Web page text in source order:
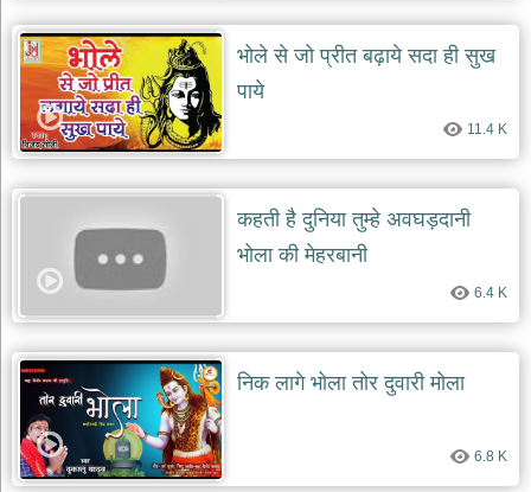
भजन
bhajan
of
the
day
भजन
जोड़ें
add
भोले से जो प्रीत बढ़ाये सदा ही सुख
पाये
11.4 K
कहती है दुनिया तुम्हे अवघड़दानी
भोला की मेहरबानी
6.4 K
निक लागे भोला तोर दुवारी मोला
6.8 K